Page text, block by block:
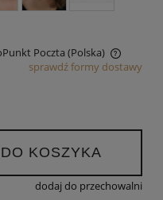
Poczta (Polska)
płatności
sprawdź formy dostawy
DO KOSZYKA
dodaj do przechowalni